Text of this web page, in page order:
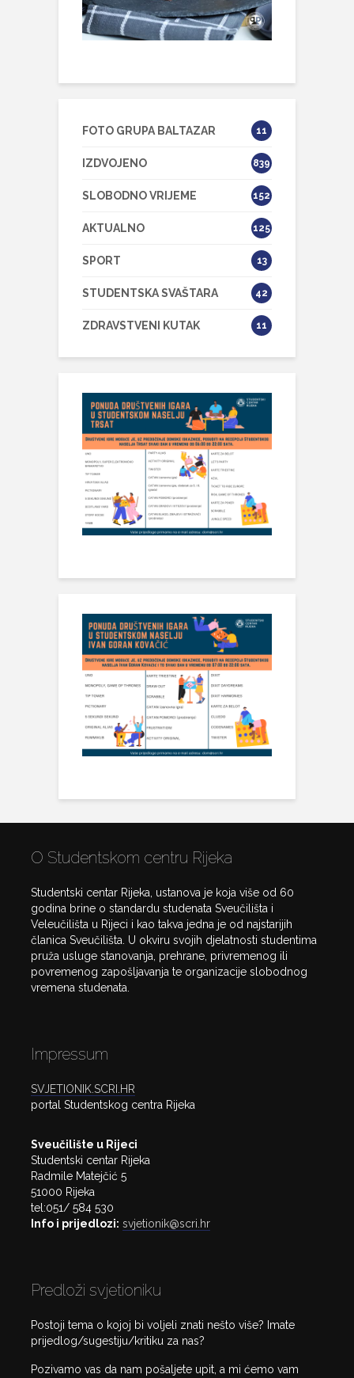
FOTO GRUPA BALTAZAR 11
IZDVOJENO 839
SLOBODNO VRIJEME 152
AKTUALNO 125
SPORT 13
STUDENTSKA SVAŠTARA 42
ZDRAVSTVENI KUTAK 11
O Studentskom centru Rijeka
Studentski centar Rijeka, ustanova je koja više od 60
godina brine o standardu studenata Sveučilišta i
Veleučilišta u Rijeci i kao takva jedna je od najstarijih
članica Sveučilišta. U okviru svojih djelatnosti studentima
pruža usluge stanovanja, prehrane, privremenog ili
povremenog zapošljavanja te organizacije slobodnog
vremena studenata.
Impressum
SVJETIONIK.SCRI.HR
portal Studentskog centra Rijeka
Sveučilište u Rijeci
Studentski centar Rijeka
Radmile Matejčić 5
51000 Rijeka
tel:051/ 584 530
Info i prijedlozi: svjetionik@scri.hr
Predloži svjetioniku
Postoji tema o kojoj bi voljeli znati nešto više? Imate
prijedlog/sugestiju/kritiku za nas?
Pozivamo vas da nam pošaljete upit, a mi ćemo vam